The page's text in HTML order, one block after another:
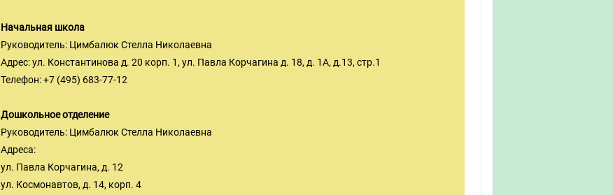
Начальная школа
Руководитель: Цимбалюк Стелла Николаевна
Адрес: ул. Константинова д. 20 корп. 1, ул. Павла Корчагина д. 18, д. 1А, д.13, стр.1
Телефон: +7 (495) 683-77-12
Дошкольное отделение
Руководитель: Цимбалюк Стелла Николаевна
Адреса:
ул. Павла Корчагина, д. 12
ул. Космонавтов, д. 14, корп. 4